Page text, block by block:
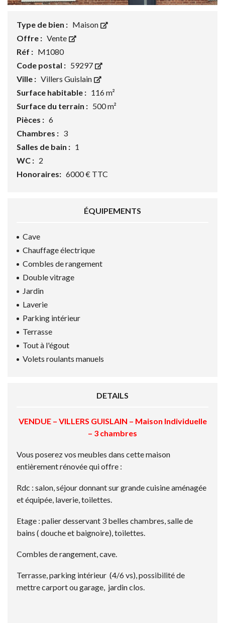
Type de bien : Maison
Offre : Vente
Réf : M1080
Code postal : 59297
Ville : Villers Guislain
Surface habitable : 116 m²
Surface du terrain : 500 m²
Pièces : 6
Chambres : 3
Salles de bain : 1
WC : 2
Honoraires: 6000 € TTC
ÉQUIPEMENTS
Cave
Chauffage électrique
Combles de rangement
Double vitrage
Jardin
Laverie
Parking intérieur
Terrasse
Tout à l'égout
Volets roulants manuels
DETAILS
VENDUE – VILLERS GUISLAIN – Maison Individuelle
– 3 chambres
Vous poserez vos meubles dans cette maison
entièrement rénovée qui offre :
Rdc : salon, séjour donnant sur grande cuisine aménagée
et équipée, laverie, toilettes.
Etage : palier desservant 3 belles chambres, salle de
bains ( douche et baignoire), toilettes.
Combles de rangement, cave.
Terrasse, parking intérieur (4/6 vs), possibilité de
mettre carport ou garage, jardin clos.